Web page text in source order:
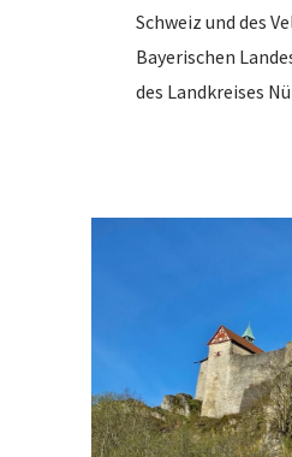
Schweiz und des
Bayerischen
des Landkreises